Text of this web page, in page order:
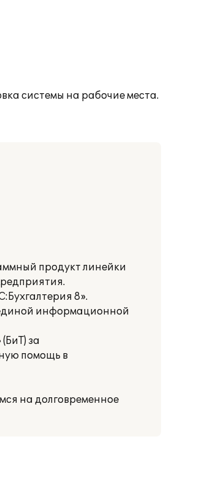
системы на рабочие места.
продукт линейки
8».
информационной
за
помощь в
на долговременное